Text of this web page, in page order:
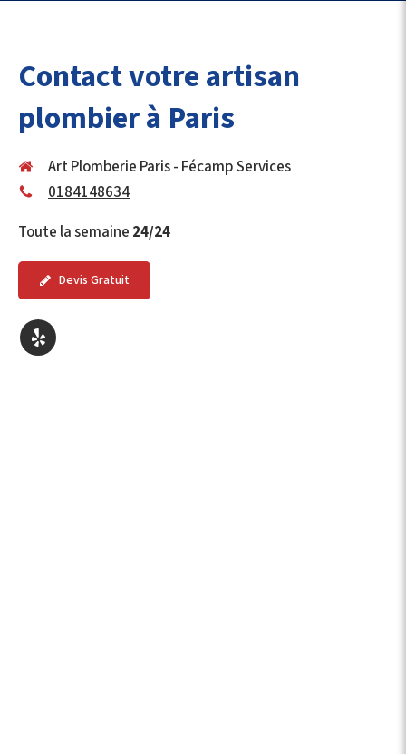
Contact votre artisan
plombier à Paris
Art Plomberie Paris - Fécamp Services
0184148634
Toute la semaine 24/24
Devis Gratuit